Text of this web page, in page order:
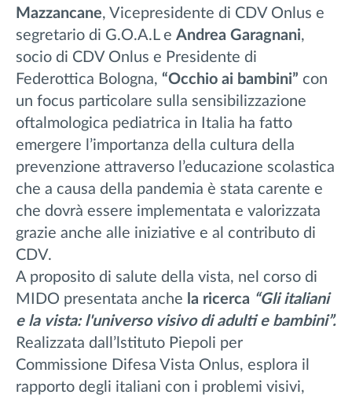
Mazzancane, Vicepresidente di CDV Onlus e
segretario di G.O.A.L e Andrea Garagnani,
socio di CDV Onlus e Presidente di
Federottica Bologna, “Occhio ai bambini” con
un focus particolare sulla sensibilizzazione
oftalmologica pediatrica in Italia ha fatto
emergere l’importanza della cultura della
prevenzione attraverso l’educazione scolastica
che a causa della pandemia è stata carente e
che dovrà essere implementata e valorizzata
grazie anche alle iniziative e al contributo di
CDV.
A proposito di salute della vista, nel corso di
MIDO presentata anche la ricerca “Gli italiani
e la vista: l'universo visivo di adulti e bambini”.
Realizzata dall’lstituto Piepoli per
Commissione Difesa Vista Onlus, esplora il
rapporto degli italiani con i problemi visivi,